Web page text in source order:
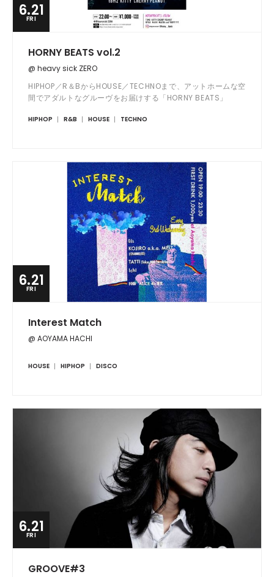
6.21
FRI
HORNY BEATS vol.2
@ heavy sick ZERO
HIPHOP／R＆BからHOUSE／TECHNOまで、アットホームな空
間でアダルトなグルーヴをお届けする「HORNY BEATS」
HIPHOP R&B HOUSE TECHNO
6.21
FRI
Interest Match
@ AOYAMA HACHI
HOUSE HIPHOP DISCO
6.21
FRI
GROOVE#3